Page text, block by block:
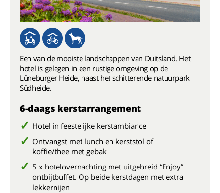
Een van de mooiste landschappen van Duitsland. Het
hotel is gelegen in een rustige omgeving op de
Lüneburger Heide, naast het schitterende natuurpark
Südheide.
6-daags kerstarrangement
Hotel in feestelijke kerstambiance
Ontvangst met lunch en kerststol of
koffie/thee met gebak
5 x hotelovernachting met uitgebreid “Enjoy”
ontbijtbuffet. Op beide kerstdagen met extra
lekkernijen